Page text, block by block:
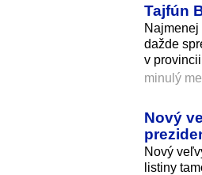
Tajfún
dažde
v
minulý
Nový
Nový
listiny